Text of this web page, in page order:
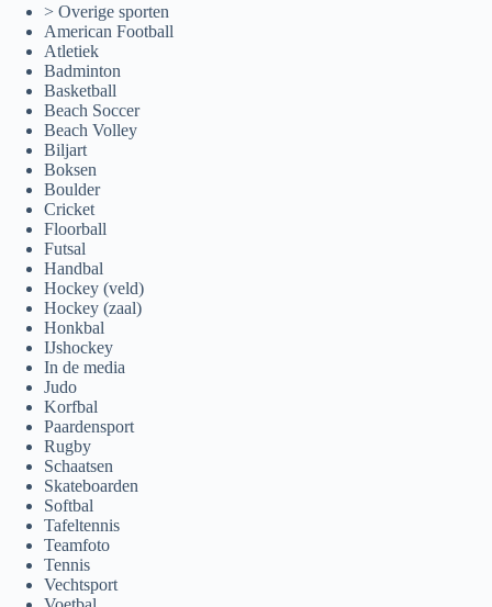
> Overige sporten
American Football
Atletiek
Badminton
Basketball
Beach Soccer
Beach Volley
Biljart
Boksen
Boulder
Cricket
Floorball
Futsal
Handbal
Hockey (veld)
Hockey (zaal)
Honkbal
IJshockey
In de media
Judo
Korfbal
Paardensport
Rugby
Schaatsen
Skateboarden
Softbal
Tafeltennis
Teamfoto
Tennis
Vechtsport